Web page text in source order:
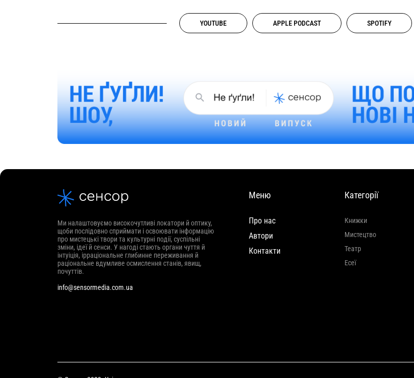
YOUTUBE APPLE PODCAST SPOTIFY
Ми налаштовуємо високочутливі локатори й оптику,
щоби послідовно сприймати і освоювати інформацію
про мистецькі твори та культурні події, суспільні
зміни, ідеї й сенси. У нагоді стають органи чуття й
інтуіція, ірраціональне глибинне переживання й
раціональне вдумливе осмислення станів, явищ,
почуттів.
info@sensormedia.com.ua
Меню
Про нас
Автори
Контакти
Категорії
Книжки
Мистецтво
Театр
Есеї